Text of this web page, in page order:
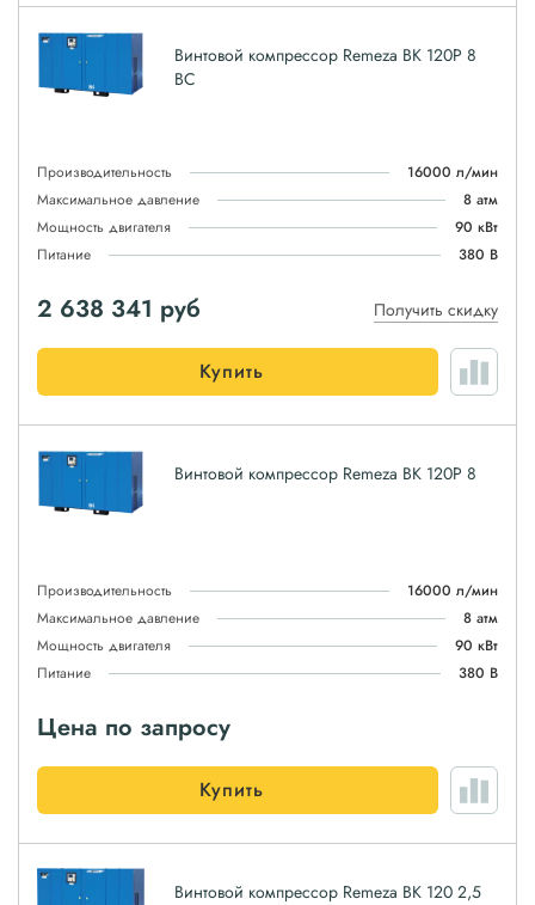
Винтовой компрессор Remeza ВК 120Р 8
ВС
Производительность
16000 л/мин
Максимальное давление
8 атм
Мощность двигателя
90 кВт
Питание
380 В
2 638 341 руб Получить скидку
Купить
Винтовой компрессор Remeza ВК 120Р 8
Производительность
16000 л/мин
Максимальное давление
8 атм
Мощность двигателя
90 кВт
Питание
380 В
Цена по запросу
Купить
Винтовой компрессор Remeza ВК 120 2,5